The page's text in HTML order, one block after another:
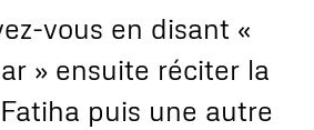
vous en disant «
» ensuite réciter la
puis une autre